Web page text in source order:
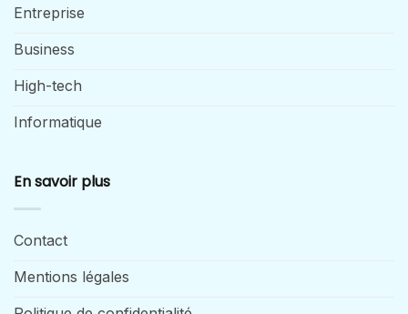
Entreprise
Business
High-tech
Informatique
En savoir plus
Contact
Mentions légales